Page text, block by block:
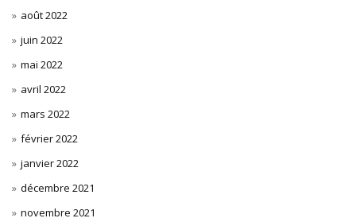
août 2022
juin 2022
mai 2022
avril 2022
mars 2022
février 2022
janvier 2022
décembre 2021
novembre 2021